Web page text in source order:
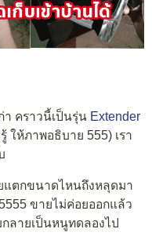
า คราวนี้เป็นรุ่น Extender
ให้ภาพอธิบาย 555) เรา
ตกขนาดไหนถึงหลุดมา
ขายไม่ค่อยออกแล้ว
ลายเป็นหนูทดลองไป